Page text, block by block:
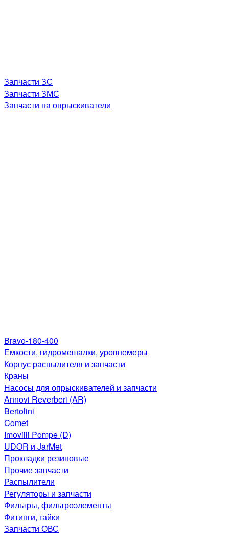
Запчасти ЗС
Запчасти ЗМС
Запчасти на опрыскиватели
Bravo-180-400
Емкости, гидромешалки, уровнемеры
Корпус распылителя и запчасти
Краны
Насосы для опрыскивателей и запчасти
Annovi Reverberi (AR)
Bertolini
Comet
Imovilli Pompe (D)
UDOR и JarMet
Прокладки резиновые
Прочие запчасти
Распылители
Регуляторы и запчасти
Фильтры, фильтроэлементы
Фитинги, гайки
Запчасти ОВС